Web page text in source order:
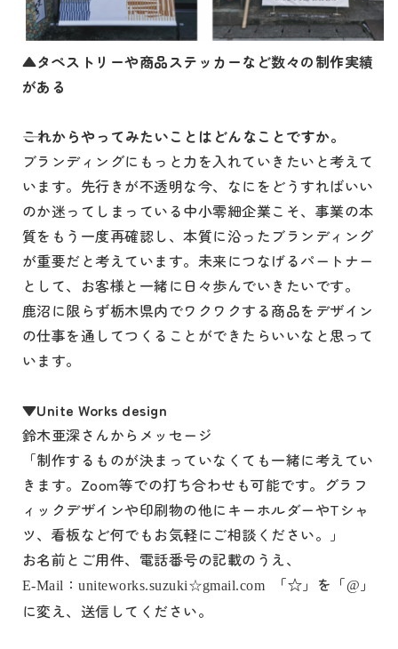
▲タペストリーや商品ステッカーなど数々の制作実績
がある
これからやってみたいことはどんなことですか。
ブランディングにもっと力を入れていきたいと考えて
います。先行きが不透明な今、なにをどうすればいい
のか迷ってしまっている中小零細企業こそ、事業の本
質をもう一度再確認し、本質に沿ったブランディング
が重要だと考えています。未来につなげるパートナー
として、お客様と一緒に日々歩んでいきたいです。
鹿沼に限らず栃木県内でワクワクする商品をデザイン
の仕事を通してつくることができたらいいなと思って
います。
▼Unite Works design
鈴木亜深さんからメッセージ
「制作するものが決まっていなくても一緒に考えてい
きます。Zoom等での打ち合わせも可能です。グラフ
ィックデザインや印刷物の他にキーホルダーやTシャ
ツ、看板など何でもお気軽にご相談ください。」
お名前とご用件、電話番号の記載のうえ、
E-Mail ：uniteworks.suzuki☆gmail.com 「☆」を「@ 」
に変え、送信してください。